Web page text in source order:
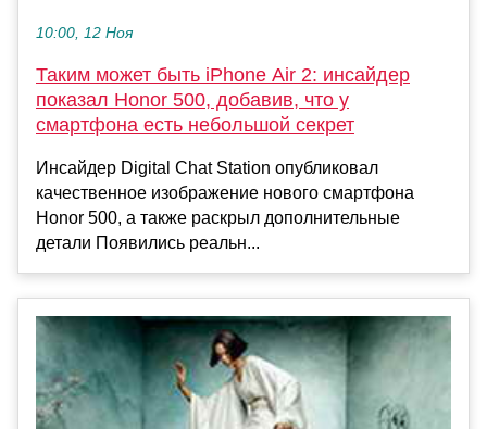
10:00, 12 Ноя
Таким может быть iPhone Air 2: инсайдер
показал Honor 500, добавив, что у
смартфона есть небольшой секрет
Инсайдер Digital Chat Station опубликовал
качественное изображение нового смартфона
Honor 500, а также раскрыл дополнительные
детали Появились реальн...